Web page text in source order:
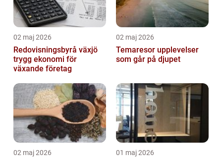
02 maj 2026
Redovisningsbyrå växjö
trygg ekonomi för
växande företag
02 maj 2026
Temaresor upplevelser
som går på djupet
02 maj 2026 01 maj 2026